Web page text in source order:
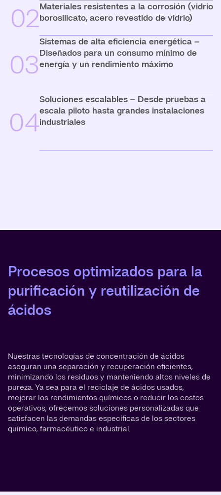
02Materiales resistentes a la corrosión (vidrio
borosilicato, acero revestido de vidrio)
03
Sistemas de alta eficiencia energética –
Diseñados para un consumo mínimo de
energía y un rendimiento máximo
04
Soluciones escalables – Desde pruebas a
escala piloto hasta grandes instalaciones
industriales
Procesos optimizados para la
purificación y reutilización de
ácidos
Nuestras tecnologías de concentración de ácidos
aseguran una separación y recuperación eficientes,
minimizando los residuos y manteniendo altos niveles de
pureza. Ya sea para el reciclaje de ácidos usados,
mejorar los rendimientos químicos o reducir los costos
operativos, ofrecemos soluciones personalizadas que
satisfacen las demandas específicas de los sectores
químico, farmacéutico e industrial.